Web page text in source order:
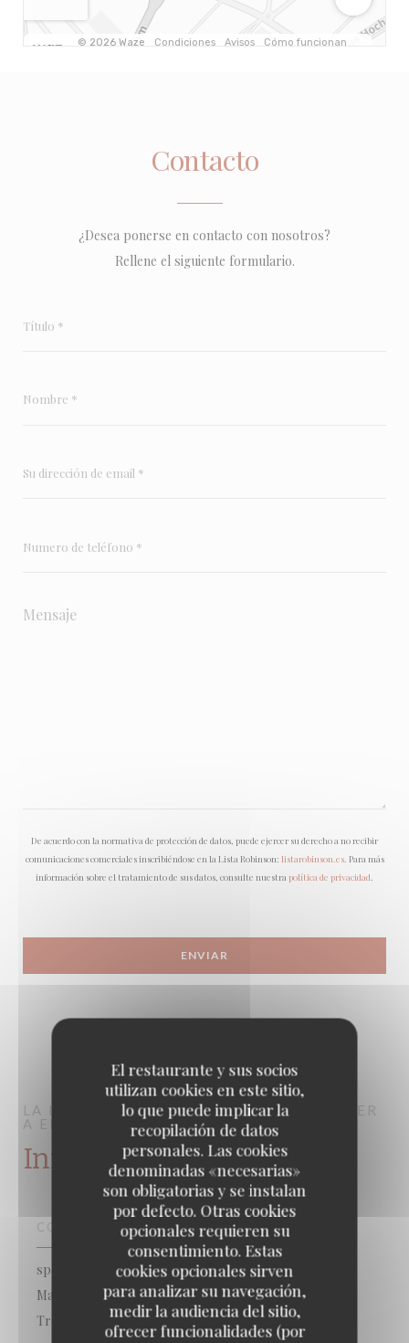
El restaurante y sus socios
utilizan cookies en este sitio,
lo que puede implicar la
recopilación de datos
personales. Las cookies
denominadas «necesarias»
son obligatorias y se instalan
por defecto. Otras cookies
opcionales requieren su
consentimiento. Estas
cookies opcionales sirven
para analizar su navegación,
medir la audiencia del sitio,
ofrecer funcionalidades (por
Contacto
¿Desea ponerse en contacto con nosotros?
Rellene el siguiente formulario.
De acuerdo con la normativa de protección de datos, puede ejercer su derecho a no recibir
comunicaciones comerciales inscribiéndose en la Lista Robinson: listarobinson.es. Para más
información sobre el tratamiento de sus datos, consulte nuestrapolítica de privacidad.
LA LORRAINEBRASSERIE – FRUITS DE MER
A EMPORTERPARIS
Información general
COCINA
spécialisé poisson, Mariscos para llevar, Pescado y
Mariscos, Cocina francesa tradicional creativa, Cocina
Tradicional